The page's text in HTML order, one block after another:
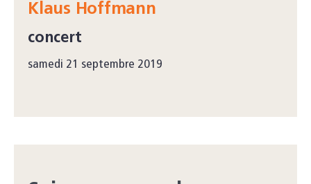
Klaus Hoffmann
concert
samedi 21 septembre 2019